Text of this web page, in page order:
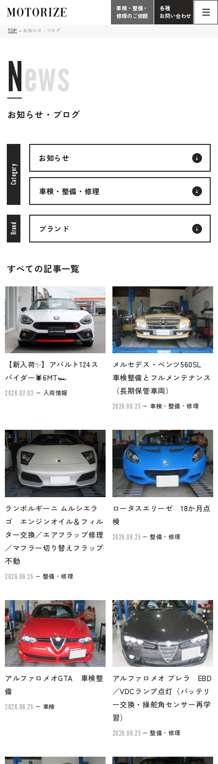
こだわり
車検・整備・修理のご依頼
中古車探しのご依頼/その他
ブランド紹介
ブログ
お客様の声
ケータハム岐阜
プライバシーポリシー
電話受付時間 10:00 - 18:30（月曜定休）
058-247-7733
058-247-8001
Contact Form
24時間受付対応の
買取査定のご依頼
中古車探しのご依頼・レンタカーのご相談
電話・メールなどのご連絡方法意外にも、オンラインで
のご相談も可能です。
お問い合わせフォームにて、オンラインでのご連絡をご
希望ください。
Contact
車検・整備・
修理のご依頼
各種
お問い合わせ
TOP お知らせ・ブログ
News
お知らせ・ブログ
Category
お知らせ
車検・整備・修理
Brand ブランド
すべての記事一覧
【新入荷✨】アバルト124ス
パイダー🕷6MT🏎
2026.07.02 入荷情報
メルセデス・ベンツ560SL
車検整備とフルメンテナンス
（長期保管車両）
2026.06.25 車検・整備・修理
ランボルギーニ ムルシエラ
ゴ エンジンオイル＆フィル
ター交換／エアフラップ修理
／マフラー切り替えフラップ
不動
2026.06.25 整備・修理
ロータスエリーゼ 18か月点
検
2026.06.25 整備・修理
アルファロメオGTA 車検整
備
2026.06.25 車検
アルファロメオ ブレラ EBD
／VDCランプ点灯（バッテリ
ー交換・操舵角センサー再学
習）
2026.06.25 整備・修理